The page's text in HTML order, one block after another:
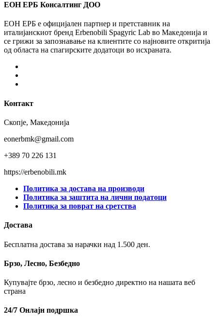
ЕОН ЕРБ Консалтинг ДОО
ЕОН ЕРБ е официјален партнер и претставник на
италијанскиот бренд Erbenobili Spagyric Lab во Македонија и
се грижи за запознавање на клиентите со најновите откритија
од областа на спагирските додатоци во исхраната.
Контакт
Скопје, Македонија
eonerbmk@gmail.com
+389 70 226 131
https://erbenobili.mk
Политика за достава на производи
Политика за заштита на лични податоци
Политика за поврат на сретства
Достава
Бесплатна достава за нарачки над 1.500 ден.
Брзо, Лесно, Безбедно
Купувајте брзо, лесно и безбедно директно на нашата веб
страна
24/7 Онлајн подршка